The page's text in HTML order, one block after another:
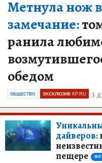
Метнула нож
замечание:
ранила
обедом
3
ОБЩЕСТВО ЭКСКЛЮЗИВ KP.RU
дайверов:
пещере